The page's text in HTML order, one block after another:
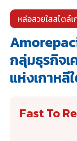
หล่อสวยใสสไตล์เ
กลุ่มธุรกิจ
แห่งเกาหลี
Fast To